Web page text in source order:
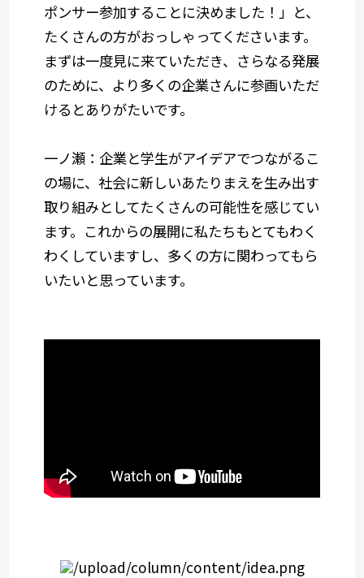
ポンサー参加することに決めました！」と、
たくさんの方がおっしゃってくださいます。
まずは一度見に来ていただき、さらなる発展
のために、より多くの企業さんに参画いただ
けるとありがたいです。
一ノ瀬：企業と学生がアイデアでつながるこ
の場に、社会に新しいあたりまえを生み出す
取り組みとしてたくさんの可能性を感じてい
ます。これからの展開に私たちもとてもわく
わくしていますし、多くの方に関わってもら
いたいと思っています。